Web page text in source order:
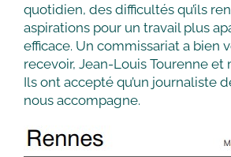
quotidien, des difficultés qu’ils
aspirations pour un travail plus
efficace. Un commissariat a bien
recevoir, Jean-Louis Tourenne et
Ils ont accepté qu’un journaliste
nous accompagne.